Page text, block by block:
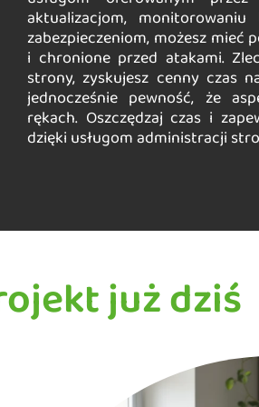
aktualizacjom,
zabezpieczeniom, możesz mieć
i chronione przed atakami.
strony, zyskujesz cenny czas
jednocześnie pewność, że
rękach. Oszczędzaj czas i
dzięki usługom administracji
już dziś